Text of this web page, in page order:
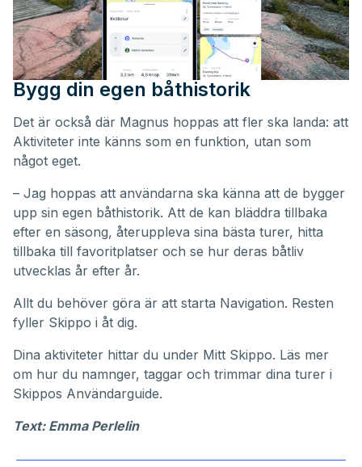
Bygg din egen båthistorik
Det är också där Magnus hoppas att fler ska landa: att
Aktiviteter inte känns som en funktion, utan som
något eget.
– Jag hoppas att användarna ska känna att de bygger
upp sin egen båthistorik. Att de kan bläddra tillbaka
efter en säsong, återuppleva sina bästa turer, hitta
tillbaka till favoritplatser och se hur deras båtliv
utvecklas år efter år.
Allt du behöver göra är att starta Navigation. Resten
fyller Skippo i åt dig.
Dina aktiviteter hittar du under Mitt Skippo. Läs mer
om hur du namnger, taggar och trimmar dina turer i
Skippos Användarguide.
Text: Emma Perlelin